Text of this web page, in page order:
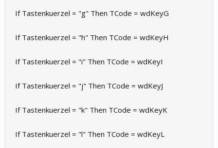
If Tastenkuerzel = "g" Then TCode = wdKeyG
If Tastenkuerzel = "h" Then TCode = wdKeyH
If Tastenkuerzel = "i" Then TCode = wdKeyI
If Tastenkuerzel = "j" Then TCode = wdKeyJ
If Tastenkuerzel = "k" Then TCode = wdKeyK
If Tastenkuerzel = "l" Then TCode = wdKeyL